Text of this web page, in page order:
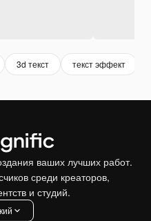
3d текст текст эффект
ваших лучших работ.
среди креаторов,
и студий.